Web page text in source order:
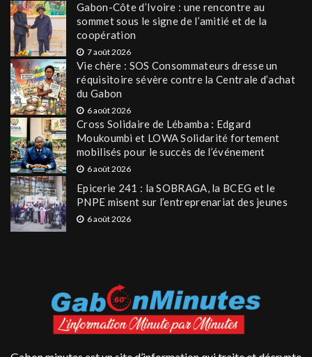
Gabon-Côte d’Ivoire : une rencontre au
sommet sous le signe de l’amitié et de la
coopération
7 août 2026
Vie chère : SOS Consommateurs dresse un
réquisitoire sévère contre la Centrale d’achat
du Gabon
6 août 2026
Cross Solidaire de Lébamba : Edgard
Moukoumbi et LOWA Solidarité fortement
mobilisés pour le succès de l’événement
6 août 2026
Epicerie 241 : la SOBRAGA, la BCEG et le
PNPE misent sur l’entreprenariat des jeunes
6 août 2026